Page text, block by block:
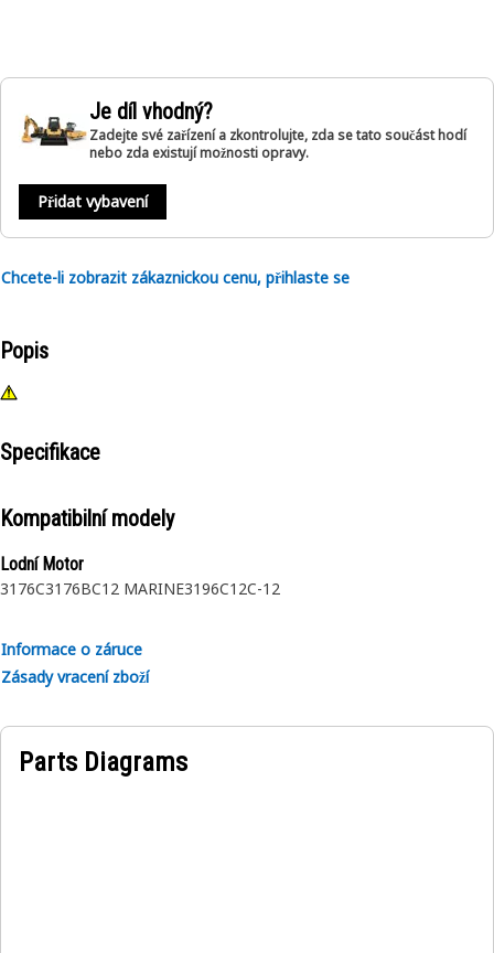
Je díl vhodný?
Zadejte své zařízení a zkontrolujte, zda se tato součást hodí
nebo zda existují možnosti opravy.
Přidat vybavení
Chcete-li zobrazit zákaznickou cenu, přihlaste se
Popis
Specifikace
Kompatibilní modely
Lodní Motor
3176C3176BC12 MARINE3196C12C-12
Informace o záruce
Zásady vracení zboží
Parts Diagrams